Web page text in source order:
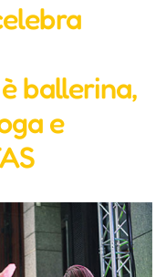
ballerina,
e